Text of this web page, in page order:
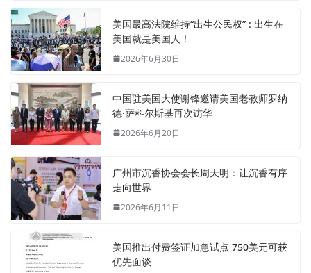
美国最高法院维持“出生公民权” : 出生在
美国就是美国人！
2026年6月30日
中国驻美国大使谢锋邀请美国老教师罗纳
德·萨科尔斯基再次访华
2026年6月20日
广州市沉香协会会长周天明：让沉香有序
走向世界
2026年6月11日
美国推出付费签证加急试点 750美元可获
优先面谈